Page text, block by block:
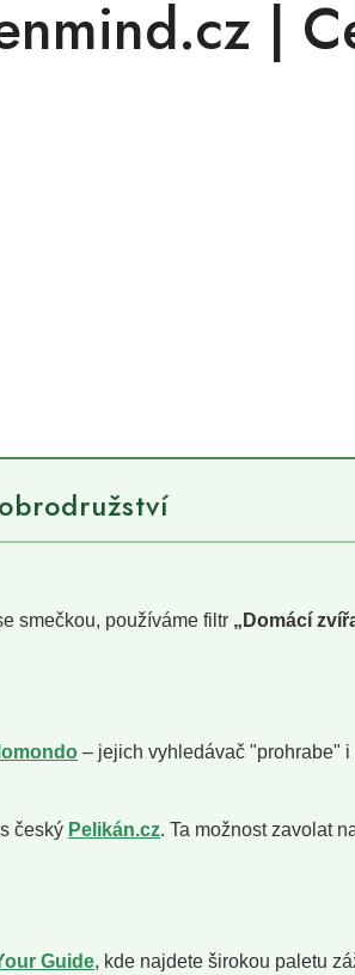
|
smečkou, používáme filtr „Domácí
– jejich vyhledávač "prohrabe"
český Pelikán.cz. Ta možnost zavolat
Guide, kde najdete širokou paletu